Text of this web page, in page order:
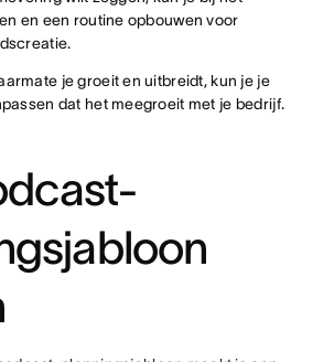
en een routine opbouwen voor
je groeit en uitbreidt, kun je je
dat het meegroeit met je bedrijf.